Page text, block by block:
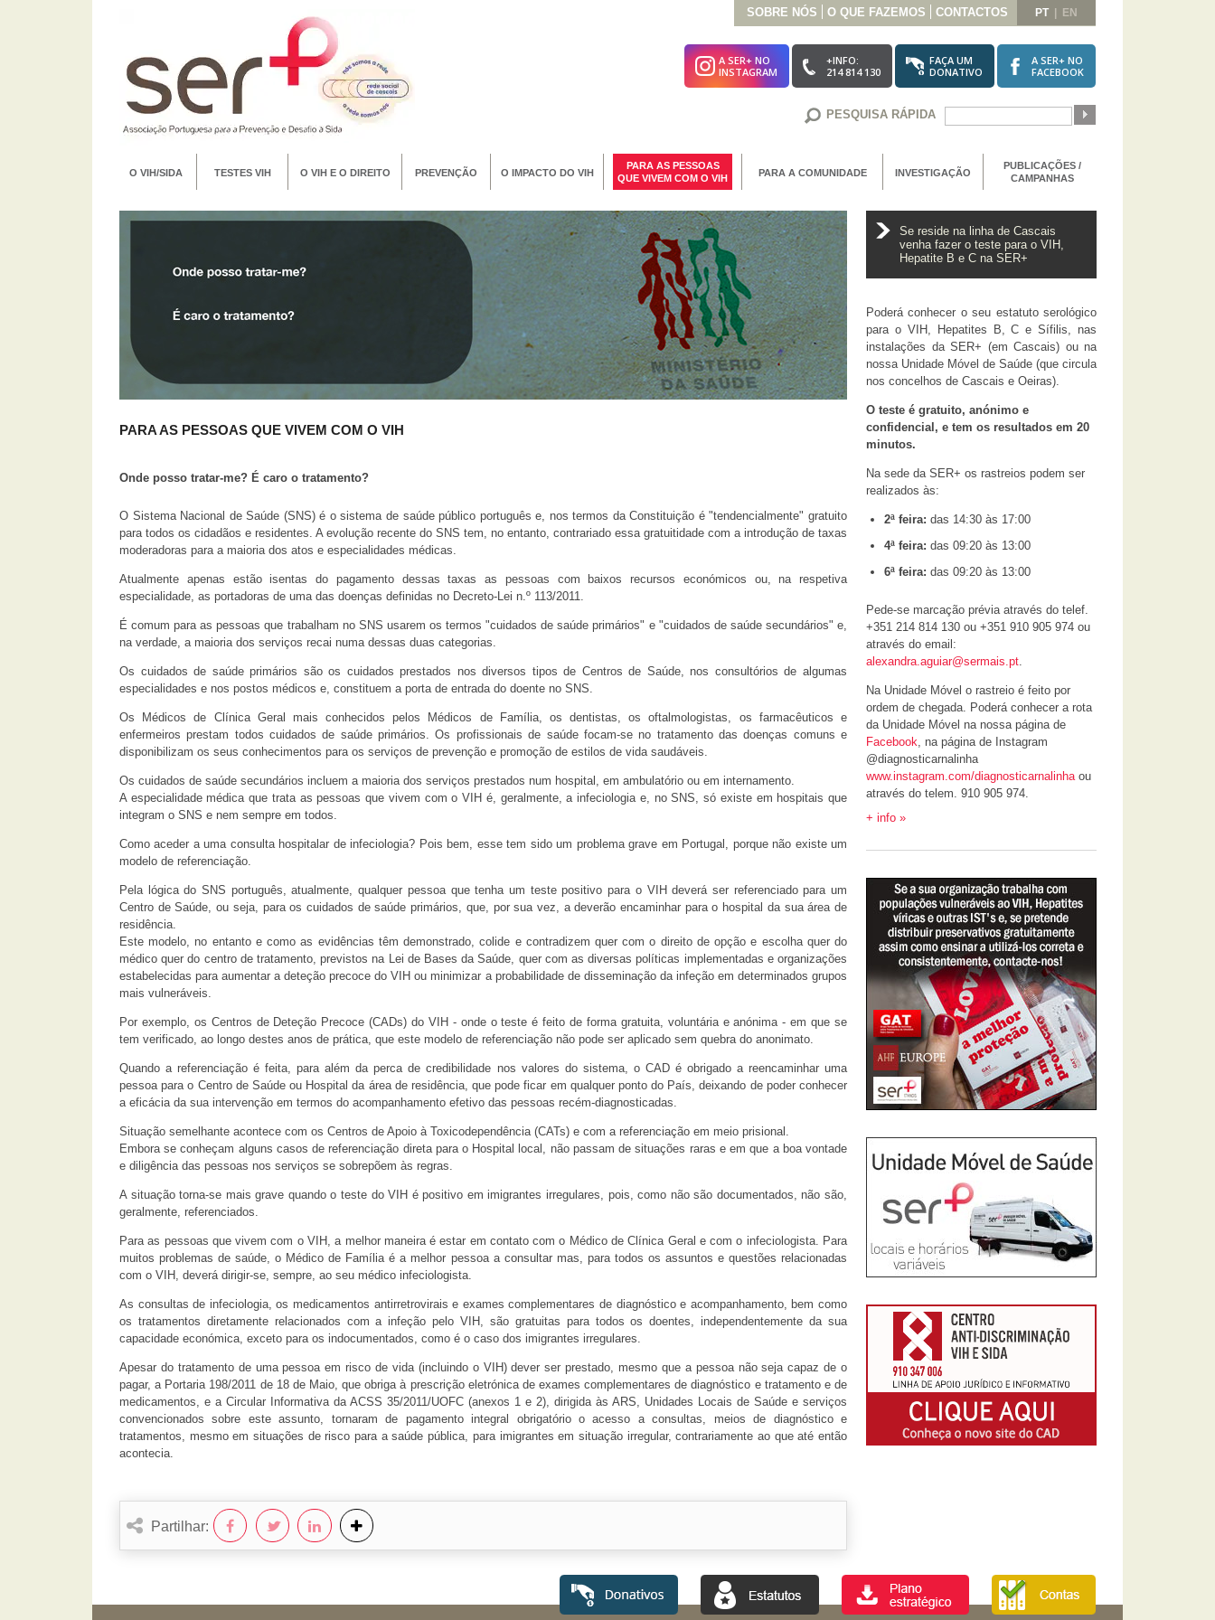
PT| EN
SOBRE NÓS O QUE FAZEMOS CONTACTOS
A SER+ NO
INSTAGRAM
+INFO:
214 814 130
FAÇA UM
DONATIVO
A SER+ NO
FACEBOOK
PESQUISA RÁPIDA
O VIH/SIDA TESTES VIH O VIH E O DIREITO PREVENÇÃO O IMPACTO DO VIH
PARA AS PESSOAS
QUE VIVEM COM O VIH
PARA A COMUNIDADE INVESTIGAÇÃO
PUBLICAÇÕES /
CAMPANHAS
PARA AS PESSOAS QUE VIVEM COM O VIH
Onde posso tratar-me? É caro o tratamento?
O Sistema Nacional de Saúde (SNS) é o sistema de saúde público português e, nos termos da Constituição é "tendencialmente" gratuito
para todos os cidadãos e residentes. A evolução recente do SNS tem, no entanto, contrariado essa gratuitidade com a introdução de taxas
moderadoras para a maioria dos atos e especialidades médicas.
Atualmente apenas estão isentas do pagamento dessas taxas as pessoas com baixos recursos económicos ou, na respetiva
especialidade, as portadoras de uma das doenças definidas no Decreto-Lei n.º 113/2011.
É comum para as pessoas que trabalham no SNS usarem os termos "cuidados de saúde primários" e "cuidados de saúde secundários" e,
na verdade, a maioria dos serviços recai numa dessas duas categorias.
Os cuidados de saúde primários são os cuidados prestados nos diversos tipos de Centros de Saúde, nos consultórios de algumas
especialidades e nos postos médicos e, constituem a porta de entrada do doente no SNS.
Os Médicos de Clínica Geral mais conhecidos pelos Médicos de Família, os dentistas, os oftalmologistas, os farmacêuticos e
enfermeiros prestam todos cuidados de saúde primários. Os profissionais de saúde focam-se no tratamento das doenças comuns e
disponibilizam os seus conhecimentos para os serviços de prevenção e promoção de estilos de vida saudáveis.
Os cuidados de saúde secundários incluem a maioria dos serviços prestados num hospital, em ambulatório ou em internamento.
A especialidade médica que trata as pessoas que vivem com o VIH é, geralmente, a infeciologia e, no SNS, só existe em hospitais que
integram o SNS e nem sempre em todos.
Como aceder a uma consulta hospitalar de infeciologia? Pois bem, esse tem sido um problema grave em Portugal, porque não existe um
modelo de referenciação.
Pela lógica do SNS português, atualmente, qualquer pessoa que tenha um teste positivo para o VIH deverá ser referenciado para um
Centro de Saúde, ou seja, para os cuidados de saúde primários, que, por sua vez, a deverão encaminhar para o hospital da sua área de
residência.
Este modelo, no entanto e como as evidências têm demonstrado, colide e contradizem quer com o direito de opção e escolha quer do
médico quer do centro de tratamento, previstos na Lei de Bases da Saúde, quer com as diversas políticas implementadas e organizações
estabelecidas para aumentar a deteção precoce do VIH ou minimizar a probabilidade de disseminação da infeção em determinados grupos
mais vulneráveis.
Por exemplo, os Centros de Deteção Precoce (CADs) do VIH - onde o teste é feito de forma gratuita, voluntária e anónima - em que se
tem verificado, ao longo destes anos de prática, que este modelo de referenciação não pode ser aplicado sem quebra do anonimato.
Quando a referenciação é feita, para além da perca de credibilidade nos valores do sistema, o CAD é obrigado a reencaminhar uma
pessoa para o Centro de Saúde ou Hospital da área de residência, que pode ficar em qualquer ponto do País, deixando de poder conhecer
a eficácia da sua intervenção em termos do acompanhamento efetivo das pessoas recém-diagnosticadas.
Situação semelhante acontece com os Centros de Apoio à Toxicodependência (CATs) e com a referenciação em meio prisional.
Embora se conheçam alguns casos de referenciação direta para o Hospital local, não passam de situações raras e em que a boa vontade
e diligência das pessoas nos serviços se sobrepõem às regras.
A situação torna-se mais grave quando o teste do VIH é positivo em imigrantes irregulares, pois, como não são documentados, não são,
geralmente, referenciados.
Para as pessoas que vivem com o VIH, a melhor maneira é estar em contato com o Médico de Clínica Geral e com o infeciologista. Para
muitos problemas de saúde, o Médico de Família é a melhor pessoa a consultar mas, para todos os assuntos e questões relacionadas
com o VIH, deverá dirigir-se, sempre, ao seu médico infeciologista.
As consultas de infeciologia, os medicamentos antirretrovirais e exames complementares de diagnóstico e acompanhamento, bem como
os tratamentos diretamente relacionados com a infeção pelo VIH, são gratuitas para todos os doentes, independentemente da sua
capacidade económica, exceto para os indocumentados, como é o caso dos imigrantes irregulares.
Apesar do tratamento de uma pessoa em risco de vida (incluindo o VIH) dever ser prestado, mesmo que a pessoa não seja capaz de o
pagar, a Portaria 198/2011 de 18 de Maio, que obriga à prescrição eletrónica de exames complementares de diagnóstico e tratamento e de
medicamentos, e a Circular Informativa da ACSS 35/2011/UOFC (anexos 1 e 2), dirigida às ARS, Unidades Locais de Saúde e serviços
convencionados sobre este assunto, tornaram de pagamento integral obrigatório o acesso a consultas, meios de diagnóstico e
tratamentos, mesmo em situações de risco para a saúde pública, para imigrantes em situação irregular, contrariamente ao que até então
acontecia.
Partilhar:
Se reside na linha de Cascais
venha fazer o teste para o VIH,
Hepatite B e C na SER+
Poderá conhecer o seu estatuto serológico
para o VIH, Hepatites B, C e Sífilis, nas
instalações da SER+ (em Cascais) ou na
nossa Unidade Móvel de Saúde (que circula
nos concelhos de Cascais e Oeiras).
O teste é gratuito, anónimo e
confidencial, e tem os resultados em 20
minutos.
Na sede da SER+ os rastreios podem ser
realizados às:
2ª feira: das 14:30 às 17:00
4ª feira: das 09:20 às 13:00
6ª feira: das 09:20 às 13:00
Pede-se marcação prévia através do telef.
+351 214 814 130 ou +351 910 905 974 ou
através do email:
alexandra.aguiar@sermais.pt.
Na Unidade Móvel o rastreio é feito por
ordem de chegada. Poderá conhecer a rota
da Unidade Móvel na nossa página de
Facebook, na página de Instagram
@diagnosticarnalinha
www.instagram.com/diagnosticarnalinhaou
através do telem. 910 905 974.
+ info »